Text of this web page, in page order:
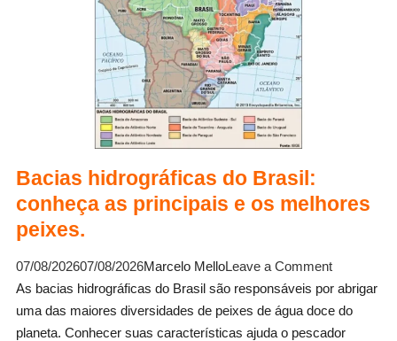
Bacias hidrográficas do Brasil:
conheça as principais e os melhores
peixes.
07/08/202607/08/2026Marcelo MelloLeave a Commenton
Bacias
do
As bacias hidrográficas do Brasil são responsáveis por abrigar
uma das maiores diversidades de peixes de água doce do
planeta. Conhecer suas características ajuda o pescador